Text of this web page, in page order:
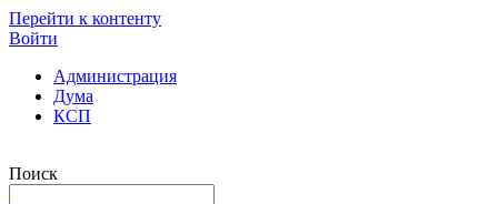
Перейти к контенту
Войти
Администрация
Дума
КСП
Поиск